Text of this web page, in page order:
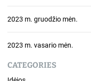
2023 m. gruodžio mėn.
2023 m. vasario mėn.
CATEGORIES